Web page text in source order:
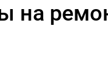
на